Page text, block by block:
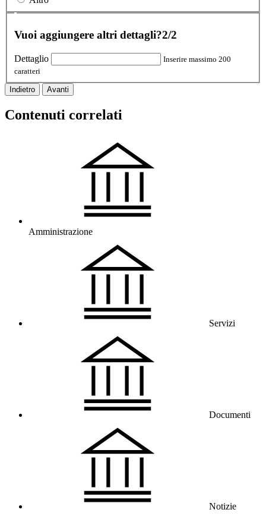
Vuoi aggiungere altri dettagli?2/2
Dettaglio
Inserire massimo 200
caratteri
Indietro Avanti
Contenuti correlati
Amministrazione
Servizi
Documenti
Notizie